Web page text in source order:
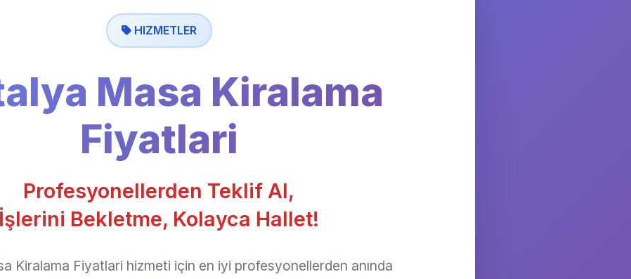
HIZMETLER
Masa Kiralama
Fiyatlari
Profesyonellerden Teklif Al,
İşlerini Bekletme, Kolayca Hallet!
Kiralama Fiyatlari hizmeti için en iyi profesyonellerden anında